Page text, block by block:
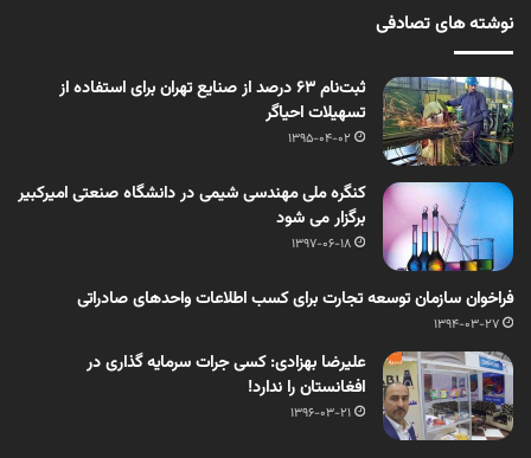
نوشته های تصادفی
ثبت‌نام ۶۳ درصد از صنایع تهران برای استفاده از
تسهیلات احیاگر
1395-04-02
کنگره ملی مهندسی شیمی در دانشگاه صنعتی امیرکبیر
برگزار می شود
1397-06-18
فراخوان سازمان توسعه تجارت برای کسب اطلاعات واحدهای صادراتی
1394-03-27
علیرضا بهزادی: کسی جرات سرمایه ­گذاری در
افغانستان را ندارد!
1396-03-21